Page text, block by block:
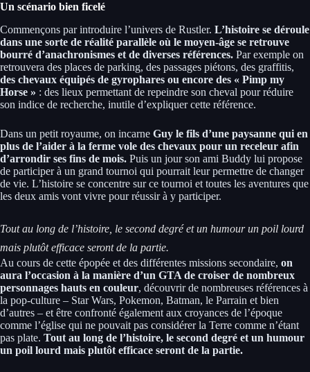
Un scénario bien ficelé
Commençons par introduire l’univers de Rustler. L’histoire se déroule
dans une sorte de réalité parallèle où le moyen-âge se retrouve
bourré d’anachronismes et de diverses références. Par exemple on
retrouvera des places de parking, des passages piétons, des graffitis,
des chevaux équipés de gyrophares ou encore des « Pimp my
Horse » : des lieux permettant de repeindre son cheval pour réduire
son indice de recherche, inutile d’expliquer cette référence.
Dans un petit royaume, on incarne Guy le fils d’une paysanne qui en
plus de l’aider à la ferme vole des chevaux pour un receleur afin
d’arrondir ses fins de mois. Puis un jour son ami Buddy lui propose
de participer à un grand tournoi qui pourrait leur permettre de changer
de vie. L’histoire se concentre sur ce tournoi et toutes les aventures que
les deux amis vont vivre pour réussir à y participer.
Tout au long de l’histoire, le second degré et un humour un poil lourd
mais plutôt efficace seront de la partie.
Au cours de cette épopée et des différentes missions secondaire, on
aura l’occasion à la manière d’un GTA de croiser de nombreux
personnages hauts en couleur, découvrir de nombreuses références à
la pop-culture – Star Wars, Pokemon, Batman, le Parrain et bien
d’autres – et être confronté également aux croyances de l’époque
comme l’église qui ne pouvait pas considérer la Terre comme n’étant
pas plate. Tout au long de l’histoire, le second degré et un humour
un poil lourd mais plutôt efficace seront de la partie.